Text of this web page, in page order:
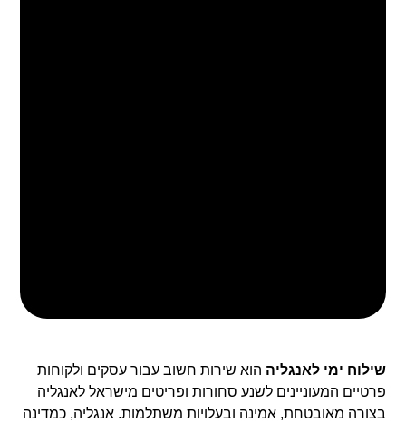
שילוח ימי לאנגליה הוא שירות חשוב עבור עסקים ולקוחות
פרטיים המעוניינים לשנע סחורות ופריטים מישראל לאנגליה
בצורה מאובטחת, אמינה ובעלויות משתלמות. אנגליה, כמדינה